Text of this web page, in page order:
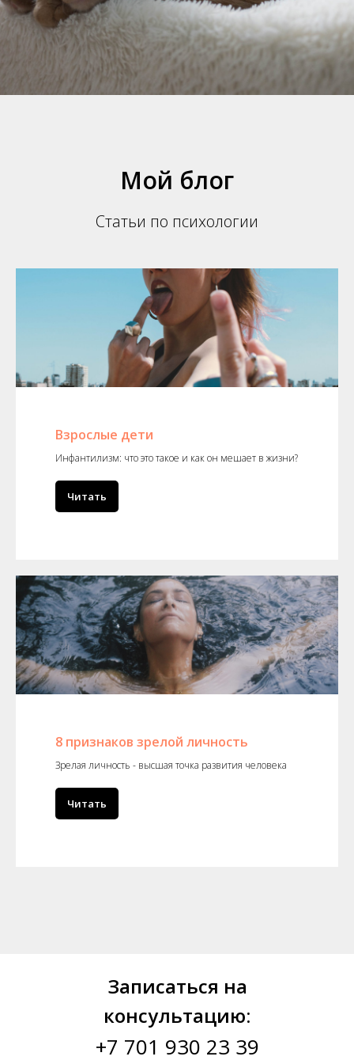
Мой блог
Статьи по психологии
Взрослые дети
Инфантилизм: что это такое и как он мешает в жизни?
Читать
8 признаков зрелой личность
Зрелая личность - высшая точка развития человека
Читать
Записаться на
консультацию:
+7 701 930 23 39